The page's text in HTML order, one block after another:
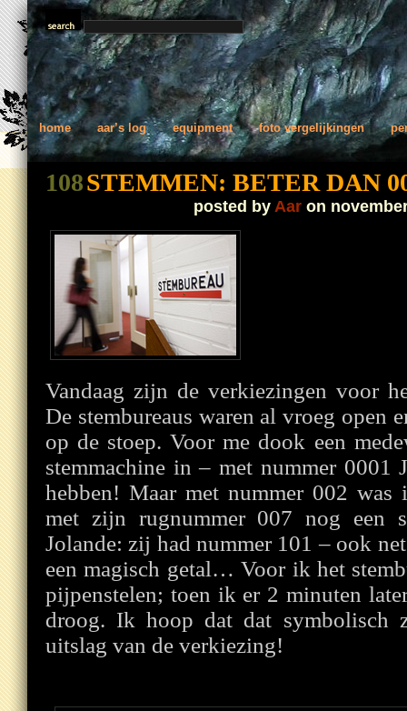
home aar’s log equipment foto vergelijkingen
108STEMMEN: BETER DAN
posted by Aar on
Vandaag zijn de verkiezingen voor
De stembureaus waren al vroeg open
op de stoep. Voor me dook een
stemmachine in – met nummer 0001
hebben! Maar met nummer 002
met zijn rugnummer 007 nog een
Jolande: zij had nummer 101 – ook
een magisch getal… Voor ik het
pijpenstelen; toen ik er 2 minuten
droog. Ik hoop dat dat symbolisch
uitslag van de verkiezing!